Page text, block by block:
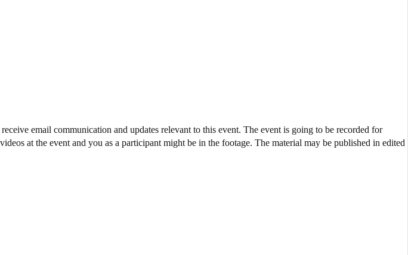
email communication and updates relevant to this event. The event is going to be recorded for
at the event and you as a participant might be in the footage. The material may be published in edited